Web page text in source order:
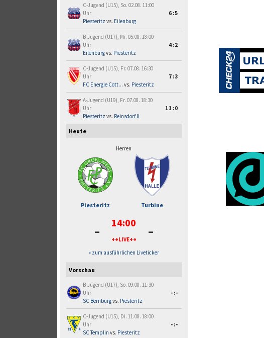
C-Jugend (U15), So. 02.08. 11:00
Uhr
Piesteritz vs. Eilenburg
6:5
B-Jugend (U17), Mi. 05.08. 18:00
Uhr
Eilenburgvs. Piesteritz
4:2
C-Jugend (U15), Fr. 07.08. 16:30
Uhr
FC Energie Cott... vs. Piesteritz
7:3
A-Jugend (U19), Fr. 07.08. 18:30
Uhr
Piesteritz vs. Reinsdorf II
11:0
Heute
Herren
Piesteritz Turbine
- 14:00
++LIVE++ -
» zum ausführlichen Liveticker
Vorschau
B-Jugend (U17), So. 09.08. 11:30
Uhr
SC Bernburgvs. Piesteritz
-:-
C-Jugend (U15), Di. 11.08. 18:00
Uhr
SC Templin vs. Piesteritz
-:-